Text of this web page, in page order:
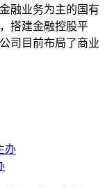
融业务为主的国有
搭建金融控股平
司目前布局了商业